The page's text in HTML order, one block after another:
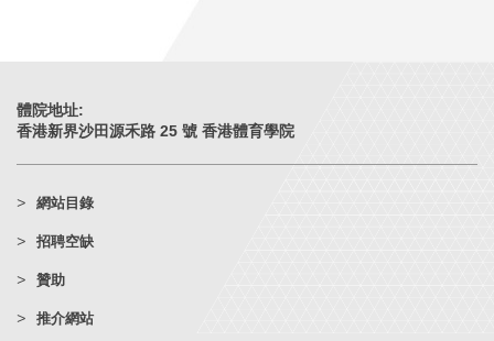
體院地址:
香港新界沙田源禾路 25 號 香港體育學院
網站目錄
招聘空缺
贊助
推介網站